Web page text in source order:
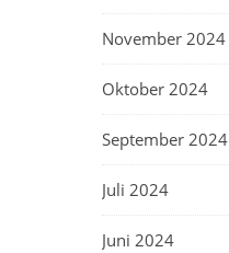
November 2024
Oktober 2024
September 2024
Juli 2024
Juni 2024